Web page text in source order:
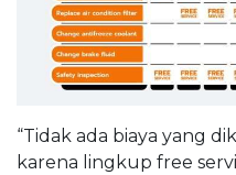
“Tidak ada biaya yang
karena lingkup free